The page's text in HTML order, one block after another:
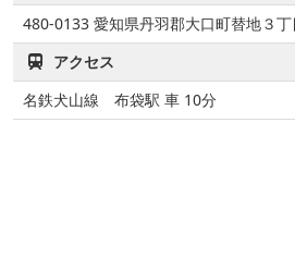
480-0133 愛知県丹羽郡大口町替地３
アクセス
名鉄犬山線 布袋駅 車 10分